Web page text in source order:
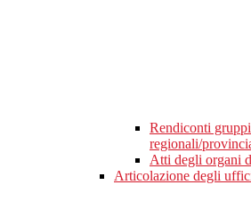
Rendiconti
regionali/
Atti degli organi
Articolazione degli